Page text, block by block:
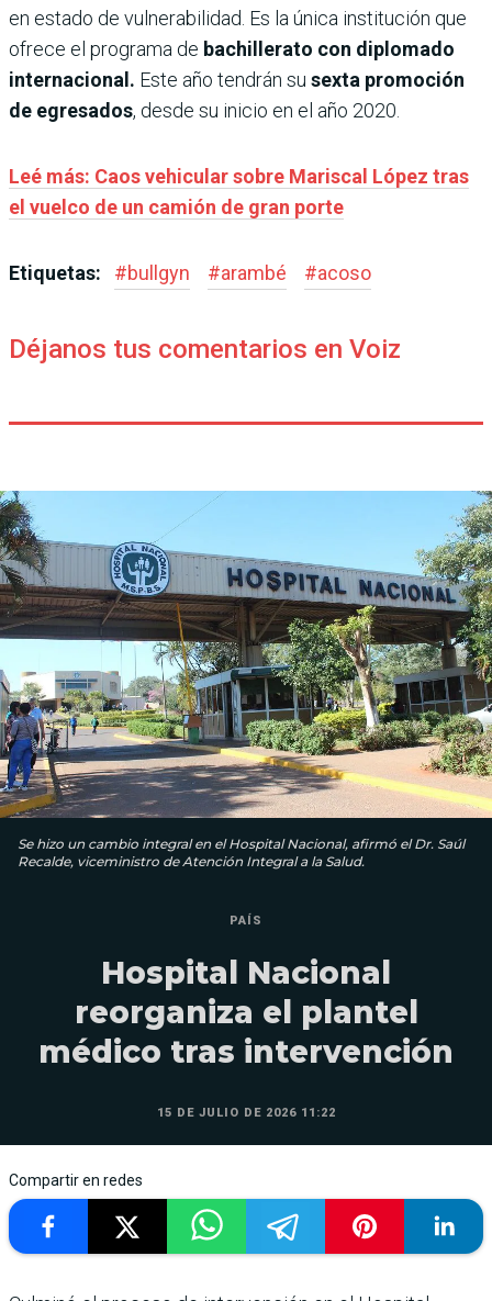
en estado de vulnerabilidad. Es la única institución que
ofrece el programa de bachillerato con diplomado
internacional. Este año tendrán su sexta promoción
de egresados, desde su inicio en el año 2020.
Leé más: Caos vehicular sobre Mariscal López tras
el vuelco de un camión de gran porte
Etiquetas: #bullgyn #arambé #acoso
Déjanos tus comentarios en Voiz
Se hizo un cambio integral en el Hospital Nacional, afirmó el Dr. Saúl
Recalde, viceministro de Atención Integral a la Salud.
PAÍS
Hospital Nacional
reorganiza el plantel
médico tras intervención
15 DE JULIO DE 2026 11:22
Compartir en redes